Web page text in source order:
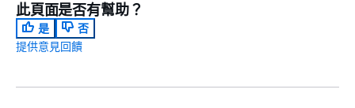
此頁面是否有幫助？
是
否
提供意見回饋